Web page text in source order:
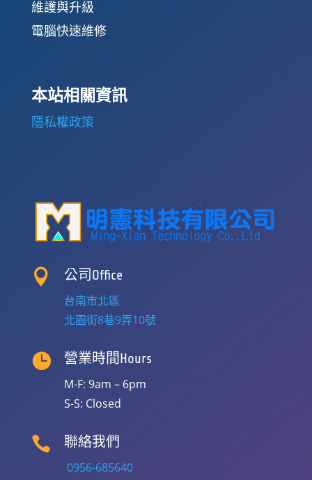
維護與升級
電腦快速維修
本站相關資訊
隱私權政策
 公司Office
台南市北區
北園街8巷9弄10號
 營業時間Hours
M-F: 9am – 6pm
S-S: Closed
 聯絡我們
0956-685640